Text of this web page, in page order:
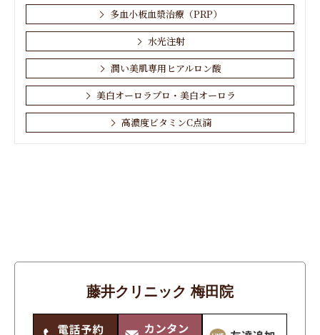
多血小板血漿治療（PRP）
水光注射
潤い美肌専用ヒアルロン酸
美白オーロラプロ・美白オーロラ
高濃度ビタミンC点滴
シミ・そばかす・あざ・ほくろ
ニキビ・ニキビ跡
藤井クリニック 梅田院